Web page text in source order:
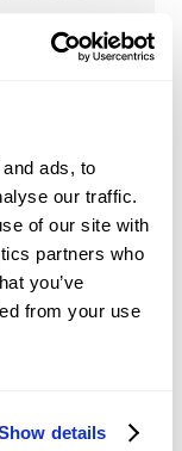
ads, to
our traffic.
of our site with
partners who
you’ve
from your use
details
für VCP-
(GMT+0)
99,50,